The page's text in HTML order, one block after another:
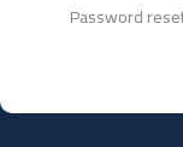
Password